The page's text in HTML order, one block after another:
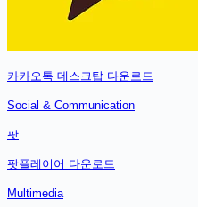
카카오톡 데스크탑 다운로드
Social & Communication
팟
팟플레이어 다운로드
Multimedia